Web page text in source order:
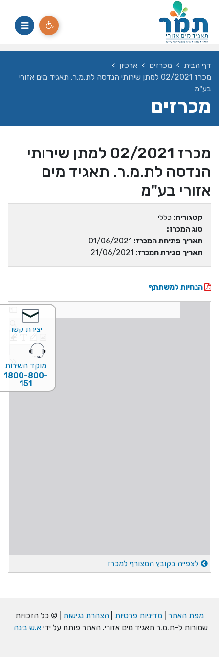
יצירת קשר
מוקד השירות
1800-800-
151
דף הבית מכרזים
ארכיון
מכרז 02/2021 למתן שירותי הנדסה לת.מ.ר. תאגיד מים אזורי
בע"מ
מכרזים
מכרז 02/2021 למתן שירותי
הנדסה לת.מ.ר. תאגיד מים
אזורי בע"מ
קטגוריה: כללי
סוג המכרז:
תאריך פתיחת המכרז: 01/06/2021
תאריך סגירת המכרז: 21/06/2021
הנחיות למשתתף
לצפייה בקובץ המצורף למכרז
מפת האתר מדיניות פרטיות הצהרת נגישות | © כל הזכויות
שמורות ל-ת.מ.ר תאגיד מים אזורי. האתר פותח על ידי א.ש בינה